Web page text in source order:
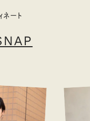
ネート